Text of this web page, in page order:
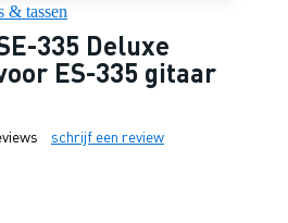
& tassen
335 Deluxe
ES-335 gitaar
schrijf een review